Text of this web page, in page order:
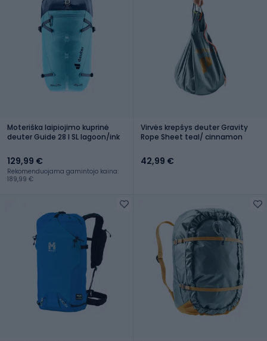
Moteriška laipiojimo kuprinė
deuter Guide 28 l SL lagoon/ink
129,99 €
Rekomenduojama gamintojo kaina:
189,99 €
Virvės krepšys deuter Gravity
Rope Sheet teal/ cinnamon
42,99 €